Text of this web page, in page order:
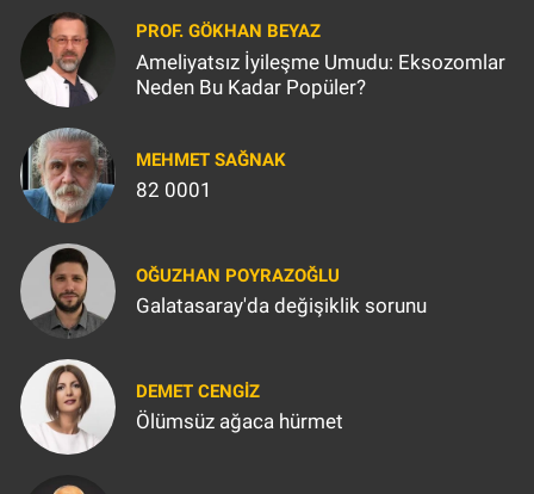
PROF. GÖKHAN BEYAZ
Ameliyatsız İyileşme Umudu: Eksozomlar
Neden Bu Kadar Popüler?
MEHMET SAĞNAK
82 0001
OĞUZHAN POYRAZOĞLU
Galatasaray'da değişiklik sorunu
DEMET CENGIZ
Ölümsüz ağaca hürmet